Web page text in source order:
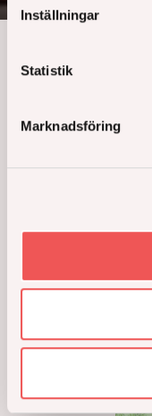
Inställningar
Statistik
Marknadsföring
I närområdet
genom härliga
Precis runt hörnet
med dess rika